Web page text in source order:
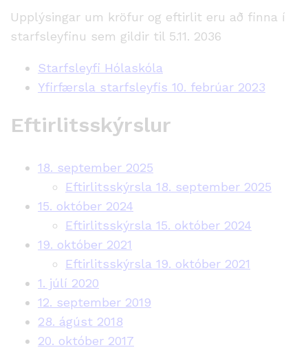
Upplýsingar um kröfur og eftirlit eru að finna í
starfsleyfinu sem gildir til 5.11. 2036
Starfsleyfi Hólaskóla
Yfirfærsla starfsleyfis 10. febrúar 2023
Eftirlitsskýrslur
18. september 2025
Eftirlitsskýrsla 18. september 2025
15. október 2024
Eftirlitsskýrsla 15. október 2024
19. október 2021
Eftirlitsskýrsla 19. október 2021
1. júlí 2020
12. september 2019
28. ágúst 2018
20. október 2017